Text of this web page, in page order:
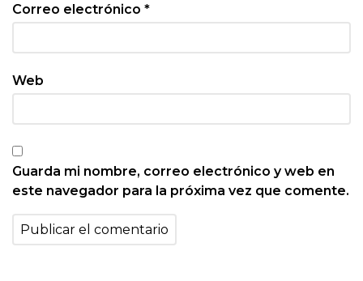
Correo electrónico *
Web
Guarda mi nombre, correo electrónico y web en
este navegador para la próxima vez que comente.